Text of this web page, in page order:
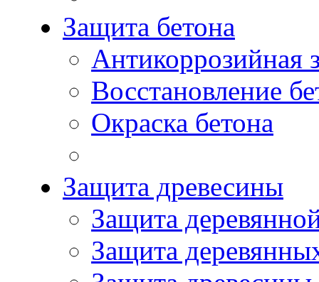
Защита бетона
Антикоррозийная
Восстановление
Окраска бетона
Защита древесины
Защита
Защита